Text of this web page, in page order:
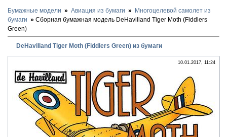
Бумажные модели Авиация из бумаги
Многоцелевой самолет из
бумаги
Сборная бумажная модель DeHavilland Tiger Moth (Fiddlers
Green)
DeHavilland Tiger Moth (Fiddlers Green) из бумаги
10.01.2017, 11:24